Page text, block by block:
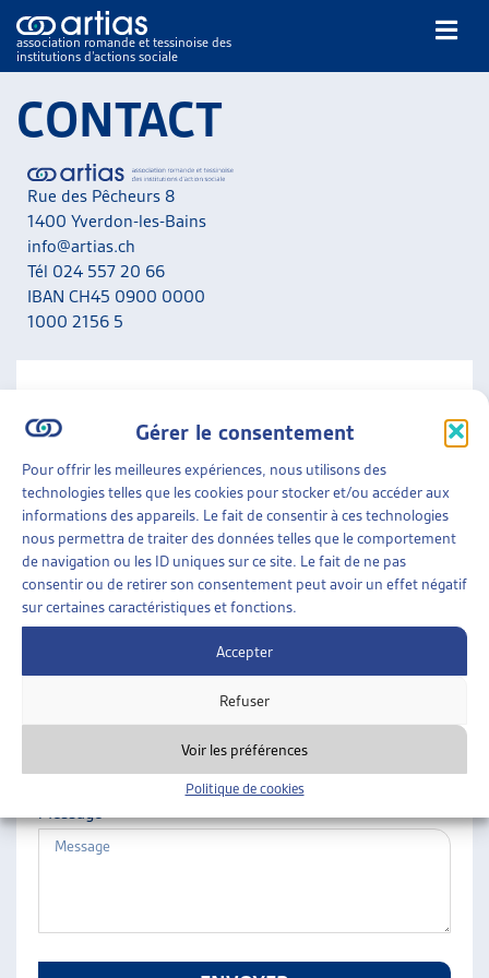
Gérer le consentement
Pour offrir les meilleures expériences, nous utilisons des
technologies telles que les cookies pour stocker et/ou accéder aux
informations des appareils. Le fait de consentir à ces technologies
nous permettra de traiter des données telles que le comportement
de navigation ou les ID uniques sur ce site. Le fait de ne pas
consentir ou de retirer son consentement peut avoir un effet négatif
sur certaines caractéristiques et fonctions.
Accepter
Refuser
Voir les préférences
Politique de cookies
association romande et tessinoise des
institutions d’actions sociale
NOS PUBLICATIONS
ARTICLES
DOSSIERS DU MOIS
THÉMATIQUES
GUIDE SOCIAL ROMAND
AUTRES
ARTIAS
L’ASSOCIATION
PROJETS ET ACTIVITÉS
JOURNÉES D’AUTOMNE
CONTACT
Rue des Pêcheurs 8
1400 Yverdon-les-Bains
info@artias.ch
Tél 024 557 20 66
IBAN CH45 0900 0000
1000 2156 5
A noter que nous ne répondons pas aux messages liés
aux situations personnelles. Adressez-vous en priorité
aux services concernés de votre canton.
Nom